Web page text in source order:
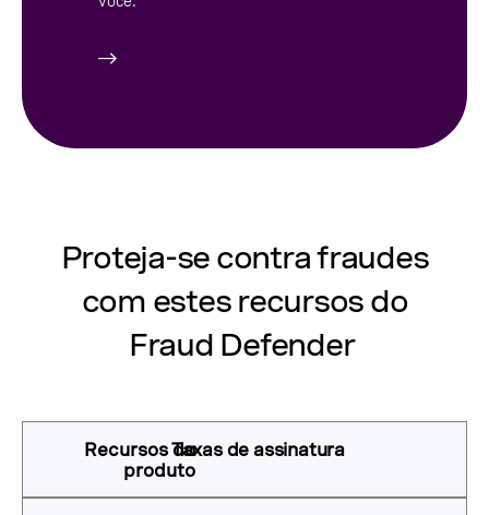
Proteja-se contra fraudes
com estes recursos do
Fraud Defender
Taxas de assinatura